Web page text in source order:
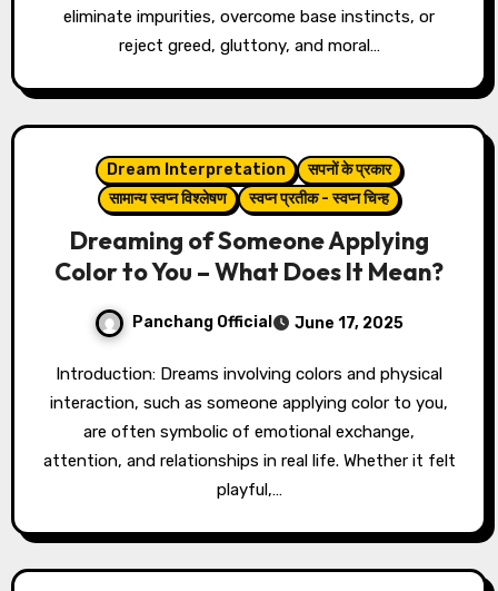
eliminate impurities, overcome base instincts, or
reject greed, gluttony, and moral…
Dream Interpretation
सपनों के प्रकार
सामान्य स्वप्न विश्लेषण
स्वप्न प्रतीक - स्वप्न चिन्ह
Dreaming of Someone Applying
Color to You – What Does It Mean?
Panchang Official June 17, 2025
Introduction: Dreams involving colors and physical
interaction, such as someone applying color to you,
are often symbolic of emotional exchange,
attention, and relationships in real life. Whether it felt
playful,…